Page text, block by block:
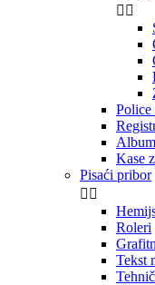
 
Police
Kase
Pisaći pribor
 
Roleri
Tekst